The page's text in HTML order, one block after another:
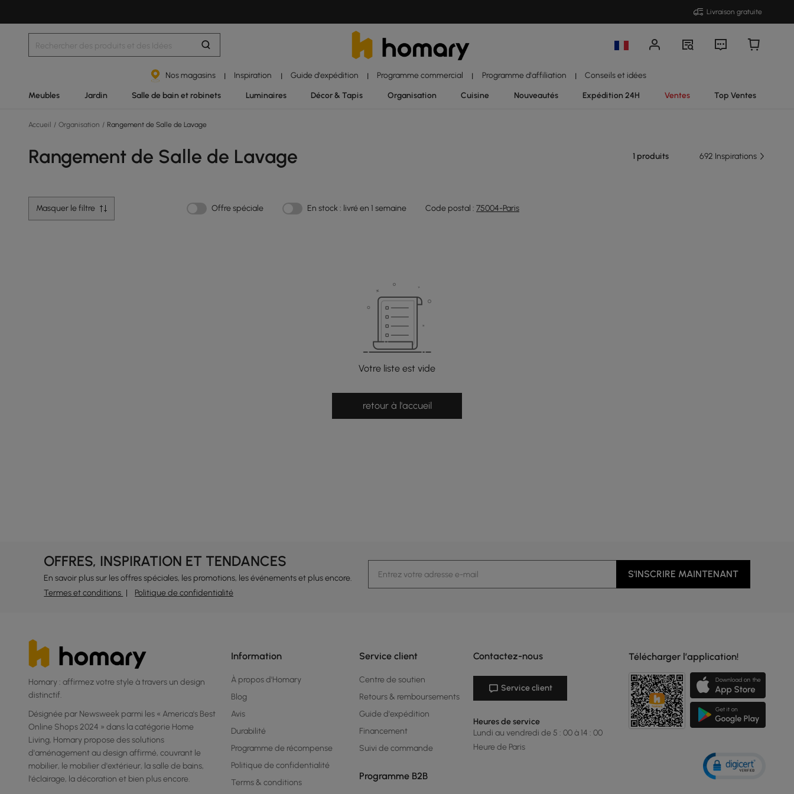
Livraison gratuite
Nos magasins | Inspiration | Guide d'expédition | Programme commercial | Programme d'affiliation | Conseils et idées
Meubles Jardin Salle de bain et robinets Luminaires Décor & Tapis Organisation Cuisine Nouveautés Expédition 24H Ventes Top Ventes
Accueil / Organisation / Rangement de Salle de Lavage
Rangement de Salle de Lavage 1 produits 692 Inspirations
Masquer le filtre Offre spéciale En stock : livré en 1 semaine Code postal : 75004-Paris
Votre liste est vide
retour à l'accueil
OFFRES, INSPIRATION ET TENDANCES
En savoir plus sur les offres spéciales, les promotions, les événements et plus encore.
Termes et conditions
Politique de confidentialité
S'INSCRIRE MAINTENANT
Homary : affirmez votre style à travers un design
distinctif.
Désignée par Newsweek parmi les « America's Best
Online Shops 2024 » dans la catégorie Home
Living, Homary propose des solutions
d'aménagement au design affirmé, couvrant le
mobilier, le mobilier d'extérieur, la salle de bains,
l'éclairage, la décoration et bien plus encore.
Information
À propos d'Homary
Blog
Avis
Durabilité
Programme de récompense
Politique de confidentialité
Terms & conditions
Service client
Centre de soutien
Retours & remboursements
Guide d'expédition
Financement
Suivi de commande
Programme B2B
Contactez-nous
Service client
Heures de service
Lundi au vendredi de 5 : 00 à 14 : 00
Heure de Paris
Télécharger l’application!